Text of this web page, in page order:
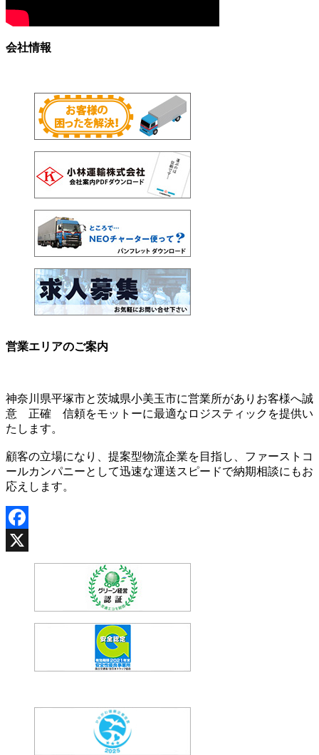
会社情報
営業エリアのご案内
神奈川県平塚市と茨城県小美玉市に営業所がありお客様へ誠
意 正確 信頼をモットーに最適なロジスティックを提供い
たします。
顧客の立場になり、提案型物流企業を目指し、ファーストコ
ールカンパニーとして迅速な運送スピードで納期相談にもお
応えします。
Facebook